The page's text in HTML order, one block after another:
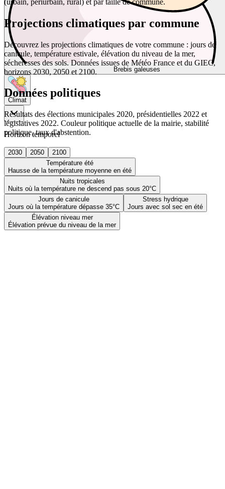
Brebis galeuses
Climat
Horizon temporel
2030 2050
2100
Température été
Hausse de la température moyenne en été
Nuits tropicales
Nuits où la température ne descend pas sous 20°C
Jours de canicule
Jours où la température dépasse 35°C
Stress hydrique
Jours avec sol sec en été
Élévation niveau mer
Élévation prévue du niveau de la mer
Projections climatiques par commune
Découvrez les projections climatiques de votre commune : jours de
canicule, température estivale, élévation du niveau de la mer,
sécheresses des sols. Données issues de Météo France et du GIEC,
horizons 2030, 2050 et 2100.
Données politiques
Résultats des élections municipales 2020, présidentielles 2022 et
législatives 2022. Couleur politique actuelle de la mairie, stabilité
politique, taux d'abstention.